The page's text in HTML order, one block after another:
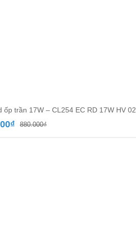
ốp trần 17W – CL254 EC RD 17W HV 02
880.000₫Giá
₫
Giá